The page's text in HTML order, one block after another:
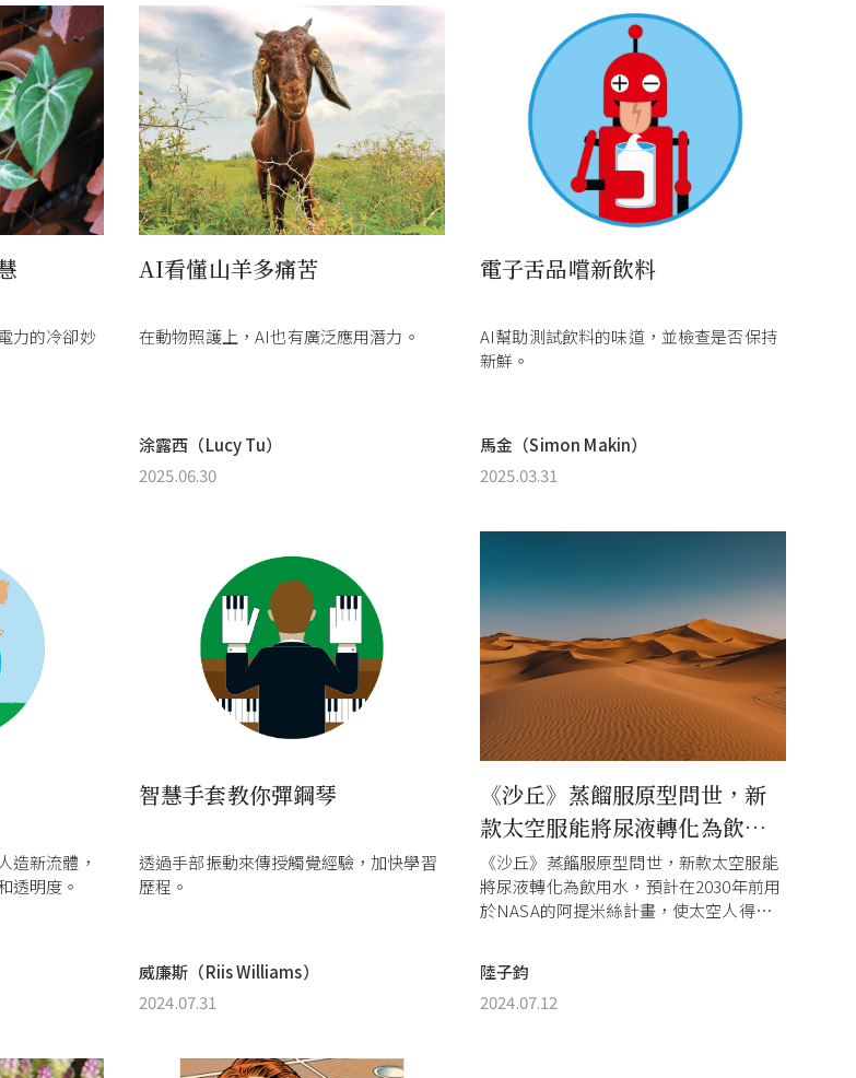
力的冷卻妙
AI看懂山羊多痛苦
在動物照護上，AI也有廣泛應用潛力。
涂露西（Lucy Tu）
2025.06.30
電子舌品嚐新飲料
AI幫助測試飲料的味道，並檢查是否保持
新鮮。
馬金（Simon Makin）
2025.03.31
造新流體，
透明度。
智慧手套教你彈鋼琴
透過手部振動來傳授觸覺經驗，加快學習
歷程。
威廉斯（Riis Williams）
2024.07.31
《沙丘》蒸餾服原型問世，新
款太空服能將尿液轉化為飲用
水
《沙丘》蒸餾服原型問世，新款太空服能
將尿液轉化為飲用水，預計在2030年前用
於NASA的阿提米絲計畫，使太空人得以
陸子鈞
2024.07.12